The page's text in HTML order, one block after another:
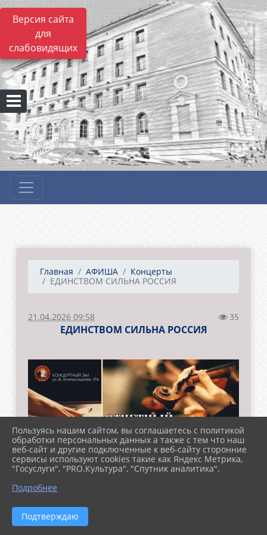
Версия сайта
для
слабовидящих
Главная АФИША
Концерты
ЕДИНСТВОМ СИЛЬНА РОССИЯ
21.04.2026 09:58 35
ЕДИНСТВОМ СИЛЬНА РОССИЯ
Пользуясь нашим сайтом, вы соглашаетесь с политикой
обработки персональных данных а также с тем что наш
веб-сайт и другие подключенные к веб-сайту сторонние
сервисы используют cookies такие как Яндекс Метрика,
"Госуслуги", "PRO.Культура", "Спутник аналитика".
Подробнее
Подтверждаю